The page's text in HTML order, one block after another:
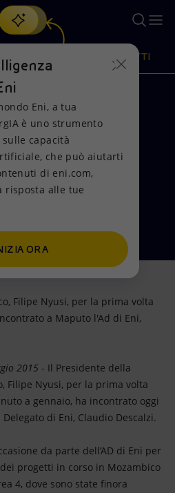
nuova soluzione di intelligenza
PRODOTTI
Stampa
Filipe
Descalzi
Filipe Nyusi, per la prima volta
a Maputo l'Ad di Eni,
2015 - Il Presidente della
Filipe Nyusi, per la prima volta
a gennaio, ha incontrato oggi
di Eni, Claudio Descalzi.
da parte dell’AD di Eni per
progetti in corso in Mozambico
4, dove sono state finora
Eni, a tua
è uno strumento
capacità
che può aiutarti
di eni.com,
risposta alle tue
ORA